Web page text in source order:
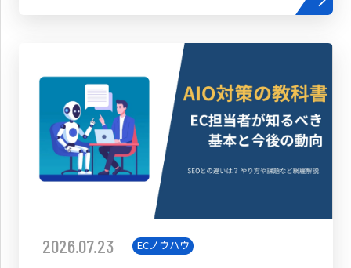
2026.07.23 ECノウハウ